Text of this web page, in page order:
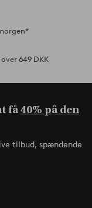
649 DKK
få40% på den
tilbud, spændende